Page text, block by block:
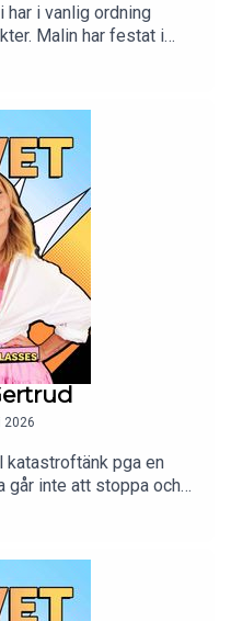
har i vanlig ordning
Malin har festat i
tycker det är högst
- något som ej
är det kallt. Sen var
också... Lyssna det
2026
pga en
går inte att stoppa och
kanske blir kriminell?
för att våra
sen så hon nästan inte
Skansen, och hur gick